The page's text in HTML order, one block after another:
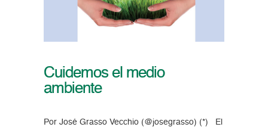
Cuidemos el medio
ambiente
Por José Grasso Vecchio (@josegrasso) (*) El